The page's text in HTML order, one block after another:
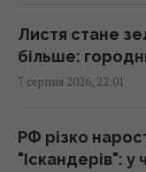
Суд продовжив
20:39 п'ятниця, 07
Листя стане
більше:
7 серпня 2026, 22:01
РФ різко
"Іскандерів":